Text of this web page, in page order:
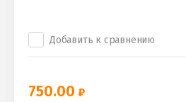
Добавить к сравнению
750.00